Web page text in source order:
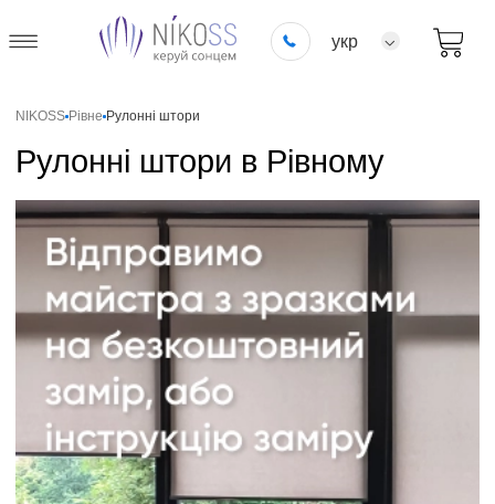
укр
NIKOSS Рівне Рулонні штори
Рулонні штори в Рівному